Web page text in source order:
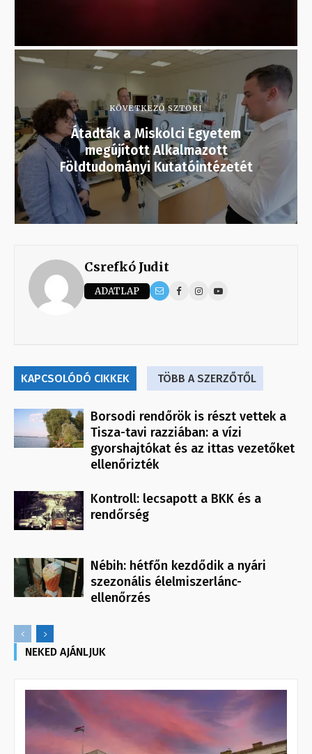
KÖVETKEZŐ SZTORI
Átadták a Miskolci Egyetem
megújított Alkalmazott
Földtudományi Kutatóintézetét
Csrefkó Judit
ADATLAP
KAPCSOLÓDÓ CIKKEK TÖBB A SZERZŐTŐL
Borsodi rendőrök is részt vettek a
Tisza-tavi razziában: a vízi
gyorshajtókat és az ittas vezetőket
ellenőrizték
Kontroll: lecsapott a BKK és a
rendőrség
Nébih: hétfőn kezdődik a nyári
szezonális élelmiszerlánc-
ellenőrzés
NEKED AJÁNLJUK